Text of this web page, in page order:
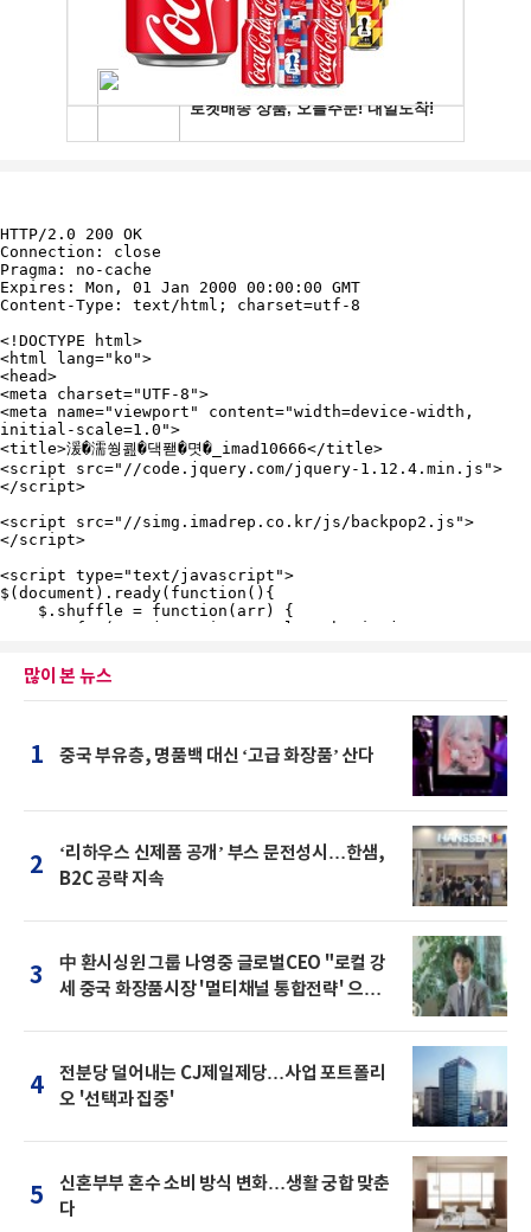
많이 본 뉴스
1 중국 부유층, 명품백 대신 ‘고급 화장품’ 산다
2
‘리하우스 신제품 공개’ 부스 문전성시…한샘,
B2C 공략 지속
3
中 환시싱윈 그룹 나영중 글로벌CEO "로컬 강
세 중국 화장품시장 '멀티채널 통합전략' 으로
4
전분당 덜어내는 CJ제일제당…사업 포트폴리
오 '선택과 집중'
5
신혼부부 혼수 소비 방식 변화…생활 궁합 맞춘
다